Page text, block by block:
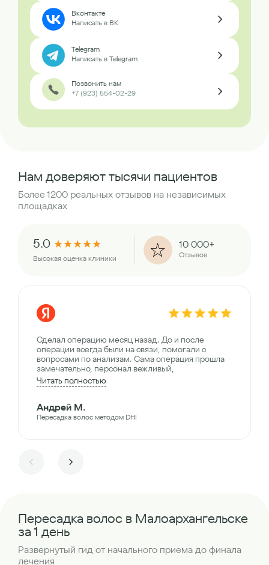
Вконтакте
Написать в ВК
Telegram
Написать в Telegram
Позвонить нам
+7 (923) 554-02-29
Нам доверяют тысячи пациентов
Более 1200 реальных отзывов на независимых
площадках
5.0 ★★★★★
Высокая оценка клиники
10 000+
Отзывов
Сделал операцию месяц назад. До и после
операции всегда были на связи, помогали с
вопросами по анализам. Сама операция прошла
замечательно, персонал вежливый,
Читать полностью
Андрей М.
Пересадка волос методом DHI
Пересадка волос в Малоархангельске
за 1 день
Развернутый гид от начального приема до финала
лечения